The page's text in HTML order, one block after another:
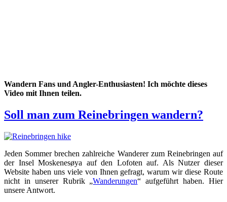
Wandern Fans und Angler-Enthusiasten! Ich möchte dieses
Video mit Ihnen teilen.
Soll man zum Reinebringen wandern?
Jeden Sommer brechen zahlreiche Wanderer zum Reinebringen auf
der Insel Moskenesøya auf den Lofoten auf. Als Nutzer dieser
Website haben uns viele von Ihnen gefragt, warum wir diese Route
nicht in unserer Rubrik „Wanderungen“ aufgeführt haben. Hier
unsere Antwort.